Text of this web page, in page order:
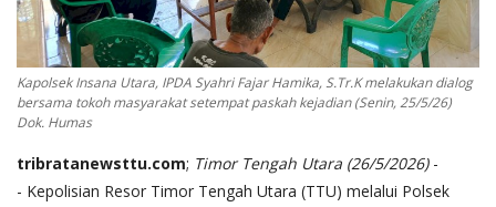
Kapolsek Insana Utara, IPDA Syahri Fajar Hamika, S.Tr.K melakukan dialog
bersama tokoh masyarakat setempat paskah kejadian (Senin, 25/5/26)
Dok. Humas
tribratanewsttu.com; Timor Tengah Utara (26/5/2026)-
- Kepolisian Resor Timor Tengah Utara (TTU) melalui Polsek